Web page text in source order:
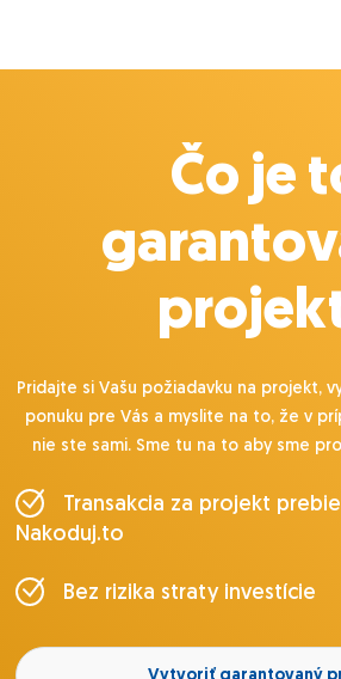
Čo je
Pridajte si Vašu požiadavku na projekt,
ponuku pre Vás a myslite na to, že v
nie ste sami. Sme tu na to aby sme
Transakcia za projekt
Nakoduj.to
Bez rizika straty investície